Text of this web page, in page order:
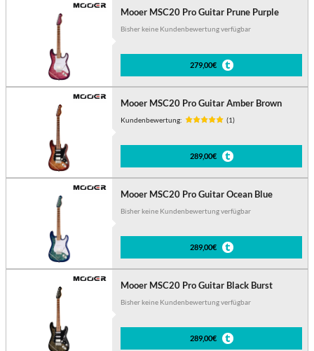
Mooer MSC20 Pro Guitar Prune Purple
Bisher keine Kundenbewertung verfügbar
279,00€
Mooer MSC20 Pro Guitar Amber Brown
Kundenbewertung: (1)
289,00€
Mooer MSC20 Pro Guitar Ocean Blue
Bisher keine Kundenbewertung verfügbar
289,00€
Mooer MSC20 Pro Guitar Black Burst
Bisher keine Kundenbewertung verfügbar
289,00€